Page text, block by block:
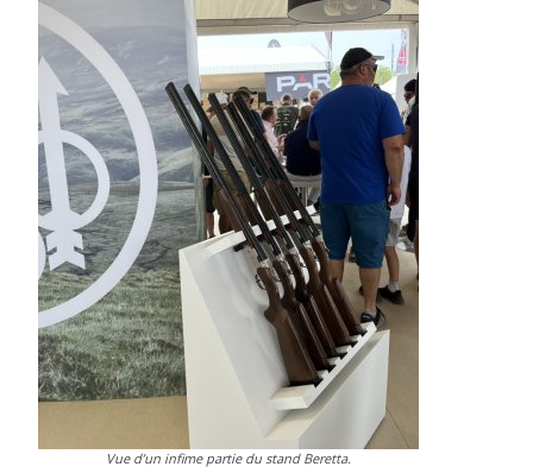
Vue d’un infime partie du stand Beretta.